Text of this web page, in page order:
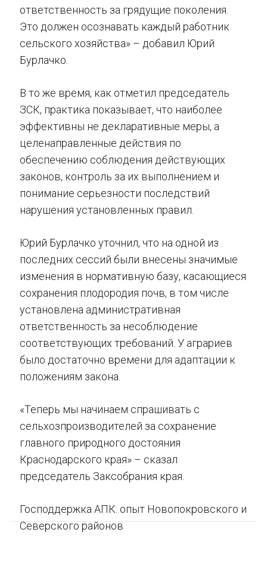
ответственность за грядущие поколения.
Это должен осознавать каждый работник
сельского хозяйства» – добавил Юрий
Бурлачко.
В то же время, как отметил председатель
ЗСК, практика показывает, что наиболее
эффективны не декларативные меры, а
целенаправленные действия по
обеспечению соблюдения действующих
законов, контроль за их выполнением и
понимание серьезности последствий
нарушения установленных правил.
Юрий Бурлачко уточнил, что на одной из
последних сессий были внесены значимые
изменения в нормативную базу, касающиеся
сохранения плодородия почв, в том числе
установлена административная
ответственность за несоблюдение
соответствующих требований. У аграриев
было достаточно времени для адаптации к
положениям закона.
«Теперь мы начинаем спрашивать с
сельхозпроизводителей за сохранение
главного природного достояния
Краснодарского края» – сказал
председатель Заксобрания края.
Господдержка АПК: опыт Новопокровского и
Северского районов